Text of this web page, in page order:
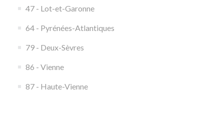
47 - Lot-et-Garonne
64 - Pyrénées-Atlantiques
79 - Deux-Sèvres
86 - Vienne
87 - Haute-Vienne